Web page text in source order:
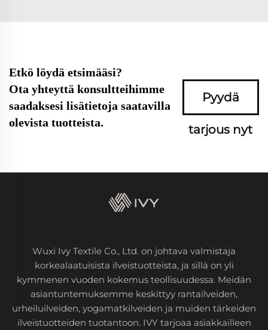
Etkö löydä etsimääsi?
Ota yhteyttä konsultteihimme
saadaksesi lisätietoja saatavilla
olevista tuotteista.
Pyydä
tarjous nyt
Wuxi Ivy Textile Co., Ltd. on johtava valmistaja
korkealaatuisista ilveistuotteista, ja sillä on yli
kymmenen vuoden kokemus teollisuudessa. Meidän
asiantuntemuksemme keskittyy rantailveiden,
urheiluilveiden, yogamatkilveiden ja muiden tärkeiden
ilveistuotteiden tuotantoon. IVY tarjoaa asiakkailleen